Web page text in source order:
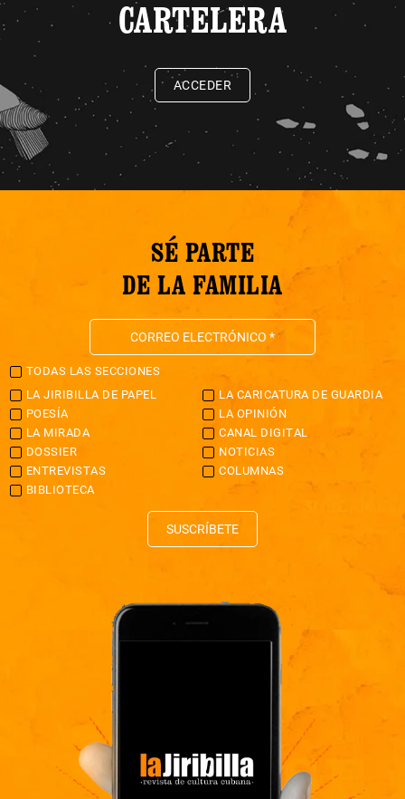
CARTELERA
ACCEDER
SÉ PARTE
DE LA FAMILIA
TODAS LAS SECCIONES
LA JIRIBILLA DE PAPEL
LA CARICATURA DE GUARDIA
POESÍA
LA OPINIÓN
LA MIRADA
CANAL DIGITAL
DOSSIER
NOTICIAS
ENTREVISTAS
COLUMNAS
BIBLIOTECA
SUSCRÍBETE